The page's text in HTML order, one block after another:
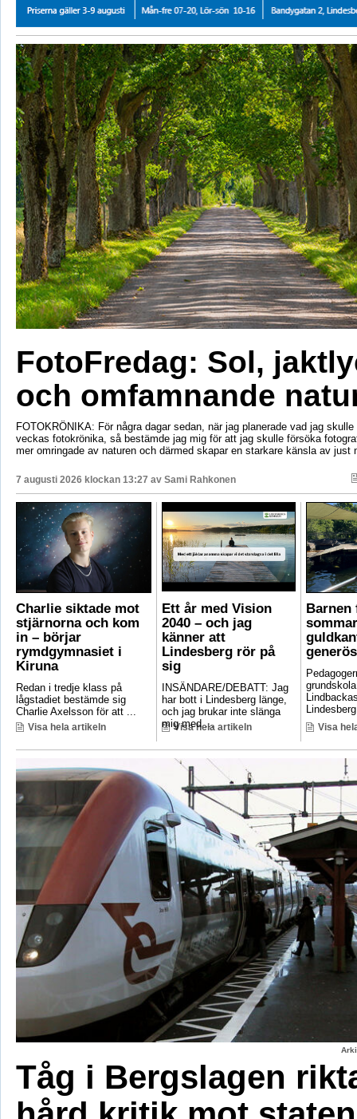
FotoFredag: Sol,
och omfamnande
FOTOKRÖNIKA: För några dagar sedan, när jag planerade vad jag
veckas fotokrönika, så bestämde jag mig för att jag skulle försöka
mer omringade av naturen och därmed skapar en starkare känsla av just
7 augusti 2026 klockan 13:27 av Sami Rahkonen
Charlie siktade mot
stjärnorna och kom
in – börjar
rymdgymnasiet i
Kiruna
Redan i tredje klass på
lågstadiet bestämde sig
Charlie Axelsson för att ...
Visa hela artikeln
Ett år med Vision
2040 – och jag
känner att
Lindesberg rör på
sig
INSÄNDARE/DEBATT: Jag
har bott i Lindesberg länge,
och jag brukar inte slänga
mig med ...
Visa hela artikeln
Barnen
Visa
Tåg i Bergslagen